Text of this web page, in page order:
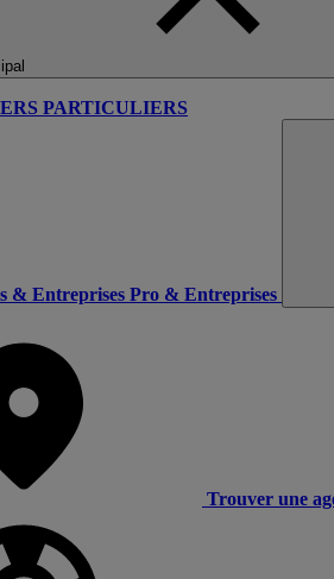
PARTICULIERS
& Entreprises Pro & Entreprises
Trouver une